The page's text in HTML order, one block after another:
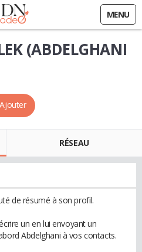
MENU
Ajouter
(ABDELGHANI
RÉSEAU
de résumé à son profil.
un en lui envoyant un
Abdelghani à vos contacts.